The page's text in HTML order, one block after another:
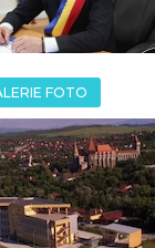
FOTO